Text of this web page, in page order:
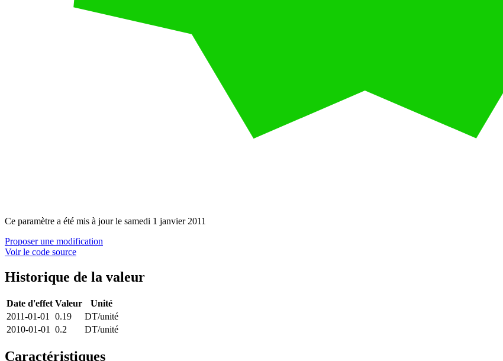
Ce paramètre a été mis à jourle samedi 1 janvier 2011
Proposer une modification
Voir le code source
Historique de la valeur
Date d'effet Valeur
Unité
2011-01-01 0.19
DT/unité
2010-01-01 0.2 DT/unité
Caractéristiques